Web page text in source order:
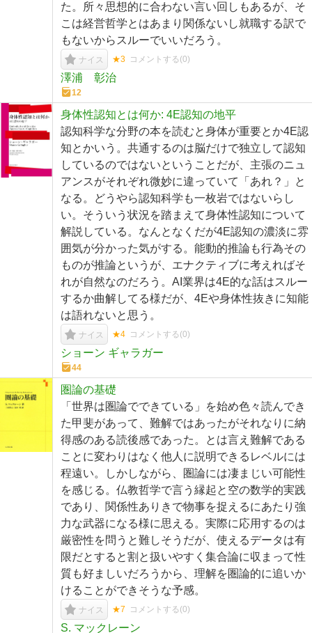
た。所々思想的に合わない言い回しもあるが、そ
こは経営哲学とはあまり関係ないし就職する訳で
もないからスルーでいいだろう。
ナイス ★3 コメントする(0)
澤浦 彰治
12
身体性認知とは何か: 4E認知の地平
認知科学な分野の本を読むと身体が重要とか4E認
知とかいう。共通するのは脳だけで独立して認知
しているのではないということだが、主張のニュ
アンスがそれぞれ微妙に違っていて「あれ？」と
なる。どうやら認知科学も一枚岩ではないらし
い。そういう状況を踏まえて身体性認知について
解説している。なんとなくだが4E認知の濃淡に雰
囲気が分かった気がする。能動的推論も行為その
ものが推論というが、エナクティブに考えればそ
れが自然なのだろう。AI業界は4E的な話はスルー
するか曲解してる様だが、4Eや身体性抜きに知能
は語れないと思う。
ナイス ★4 コメントする(0)
ショーン ギャラガー
44
圏論の基礎
「世界は圏論でできている」を始め色々読んでき
た甲斐があって、難解ではあったがそれなりに納
得感のある読後感であった。とは言え難解である
ことに変わりはなく他人に説明できるレベルには
程遠い。しかしながら、圏論には凄まじい可能性
を感じる。仏教哲学で言う縁起と空の数学的実践
であり、関係性ありきで物事を捉えるにあたり強
力な武器になる様に思える。実際に応用するのは
厳密性を問うと難しそうだが、使えるデータは有
限だとすると割と扱いやすく集合論に収まって性
質も好ましいだろうから、理解を圏論的に追いか
けることができそうな予感。
ナイス ★7 コメントする(0)
S. マックレーン